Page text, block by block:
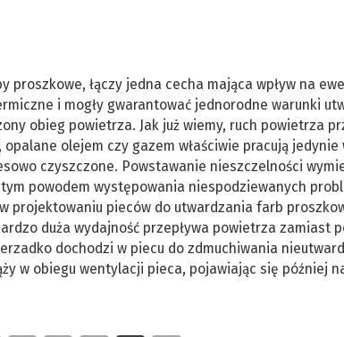
łączy jedna cecha mająca wpływ na
i mogły gwarantować jednorodne warunki
obieg powietrza. Jak już wiemy, ruch powietrza
olejem czy gazem właściwie pracują jedynie
czyszczone. Powstawanie nieszczelności
powodem występowania niespodziewanych
projektowaniu pieców do utwardzania farb
duża wydajność przepływa powietrza zamiast
dochodzi w piecu do zdmuchiwania
w obiegu wentylacji pieca, pojawiając się później